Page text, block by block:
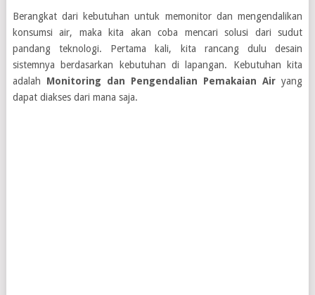
Berangkat dari kebutuhan untuk memonitor dan mengendalikan
konsumsi air, maka kita akan coba mencari solusi dari sudut
pandang teknologi. Pertama kali, kita rancang dulu desain
sistemnya berdasarkan kebutuhan di lapangan. Kebutuhan kita
adalah Monitoring dan Pengendalian Pemakaian Air yang
dapat diakses dari mana saja.